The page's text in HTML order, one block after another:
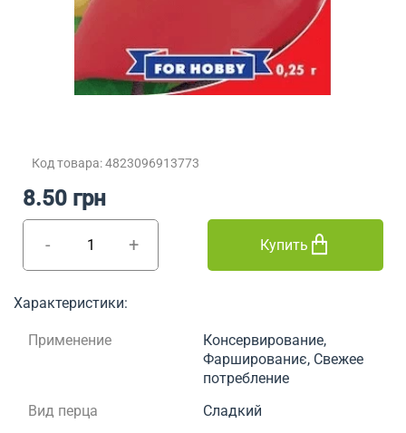
Код товара: 4823096913773
- +
8.50 грн
Купить
Характеристики:
Применение
Консервирование,
Фаршированиє, Свежее
потребление
Вид перца
Сладкий